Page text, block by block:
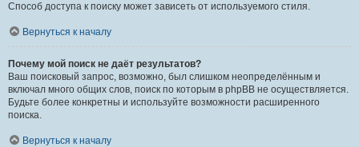
Способ доступа к поиску может зависеть от используемого стиля.
Вернуться к началу
Почему мой поиск не даёт результатов?
Ваш поисковый запрос, возможно, был слишком неопределённым и
включал много общих слов, поиск по которым в phpBB не осуществляется.
Будьте более конкретны и используйте возможности расширенного
поиска.
Вернуться к началу